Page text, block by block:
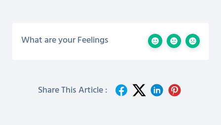
What are your Feelings
Share This Article :